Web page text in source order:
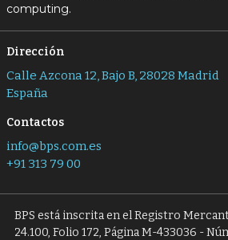
computing.
Dirección
Calle Azcona 12, Bajo B, 28028 Madrid
España
Contactos
info@bps.com.es
+91 313 79 00
BPS está inscrita en el Registro
24.100, Folio 172, Página M-433036 -